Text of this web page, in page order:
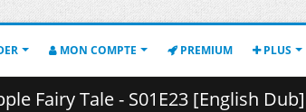
MON COMPTE PREMIUM PLUS
- S01E23 [English Dub] [CR WEB-DL